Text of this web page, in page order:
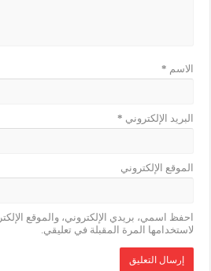
الاسم *
البريد الإلكتروني *
الموقع الإلكتروني
احفظ اسمي، بريدي الإلكتروني، والموقع
لاستخدامها المرة المقبلة في تعليقي.